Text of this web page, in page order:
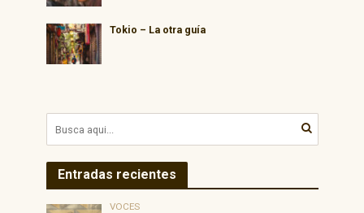
Tokio – La otra guía
Entradas recientes
VOCES